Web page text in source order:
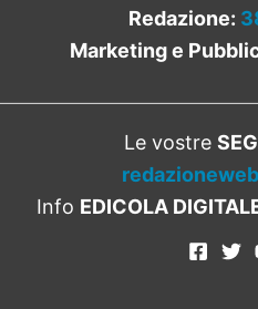
Redazione:
Marketing e
Le vostre
Info EDICOLA